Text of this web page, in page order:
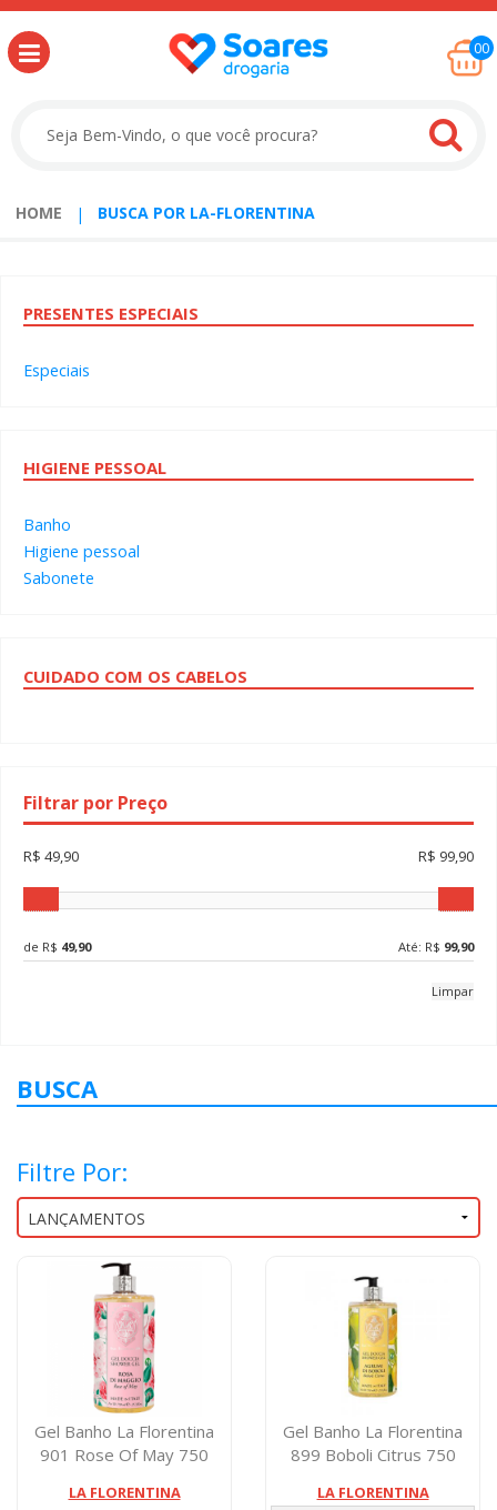
00
HOME BUSCA POR LA-FLORENTINA
PRESENTES ESPECIAIS
Especiais
HIGIENE PESSOAL
Banho
Higiene pessoal
Sabonete
CUIDADO COM OS CABELOS
Filtrar por Preço
R$ 49,90 R$ 99,90
de R$ 49,90 Até: R$ 99,90
Limpar
BUSCA
Filtre Por:
Gel Banho La Florentina
901 Rose Of May 750
LA FLORENTINA
Gel Banho La Florentina
899 Boboli Citrus 750
LA FLORENTINA